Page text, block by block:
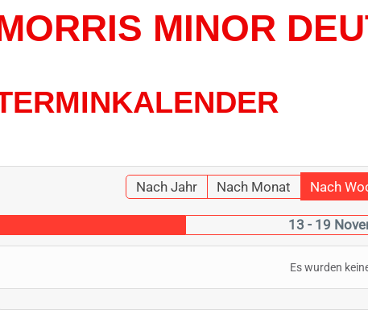
MINOR
Nach Jahr Nach Monat Nach
13 - 19
Es wurden